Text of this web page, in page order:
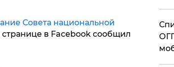
Совета национальной
в Facebook сообщил